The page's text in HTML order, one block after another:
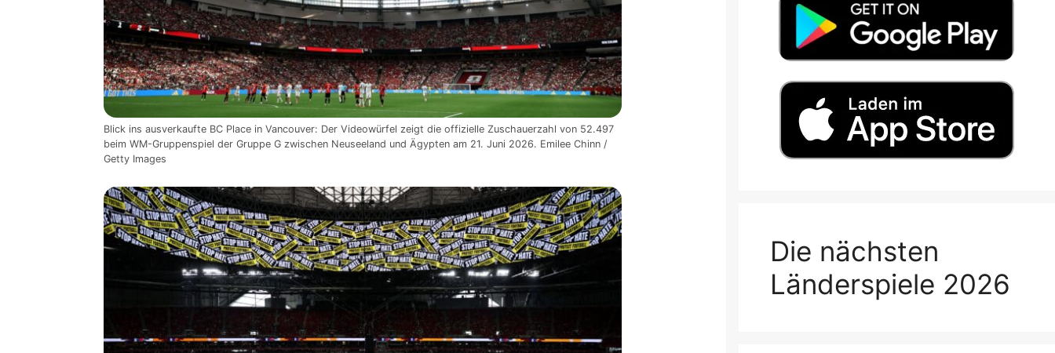
Blick ins ausverkaufte BC Place in Vancouver: Der Videowürfel zeigt die offizielle Zuschauerzahl von 52.497
beim WM-Gruppenspiel der Gruppe G zwischen Neuseeland und Ägypten am 21. Juni 2026. Emilee Chinn /
Getty Images
Die nächsten
Länderspiele 2026